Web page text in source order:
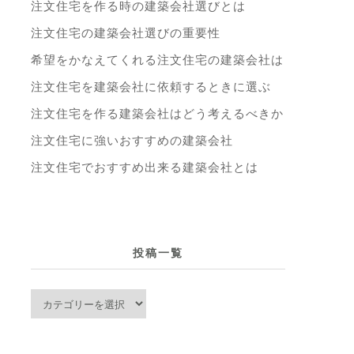
注文住宅を作る時の建築会社選びとは
注文住宅の建築会社選びの重要性
希望をかなえてくれる注文住宅の建築会社は
注文住宅を建築会社に依頼するときに選ぶ
注文住宅を作る建築会社はどう考えるべきか
注文住宅に強いおすすめの建築会社
注文住宅でおすすめ出来る建築会社とは
投稿一覧
稿